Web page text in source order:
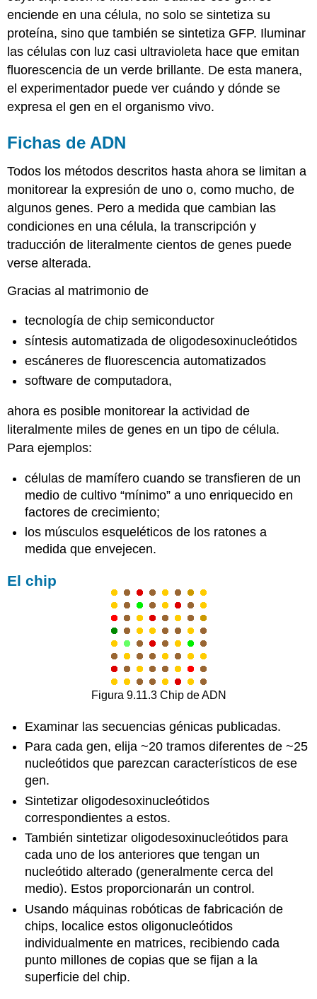
enciende en una célula, no solo se sintetiza su
proteína, sino que también se sintetiza GFP. Iluminar
las células con luz casi ultravioleta hace que emitan
fluorescencia de un verde brillante. De esta manera,
el experimentador puede ver cuándo y dónde se
expresa el gen en el organismo vivo.
Fichas de ADN
Todos los métodos descritos hasta ahora se limitan a
monitorear la expresión de uno o, como mucho, de
algunos genes. Pero a medida que cambian las
condiciones en una célula, la transcripción y
traducción de literalmente cientos de genes puede
verse alterada.
Gracias al matrimonio de
tecnología de chip semiconductor
síntesis automatizada de oligodesoxinucleótidos
escáneres de fluorescencia automatizados
software de computadora,
ahora es posible monitorear la actividad de
literalmente miles de genes en un tipo de célula.
Para ejemplos:
células de mamífero cuando se transfieren de un
medio de cultivo “mínimo” a uno enriquecido en
factores de crecimiento;
los músculos esqueléticos de los ratones a
medida que envejecen.
El chip
Figura 9.11.3 Chip de ADN
Examinar las secuencias génicas publicadas.
Para cada gen, elija ~20 tramos diferentes de ~25
nucleótidos que parezcan característicos de ese
gen.
Sintetizar oligodesoxinucleótidos
correspondientes a estos.
También sintetizar oligodesoxinucleótidos para
cada uno de los anteriores que tengan un
nucleótido alterado (generalmente cerca del
medio). Estos proporcionarán un control.
Usando máquinas robóticas de fabricación de
chips, localice estos oligonucleótidos
individualmente en matrices, recibiendo cada
punto millones de copias que se fijan a la
superficie del chip.